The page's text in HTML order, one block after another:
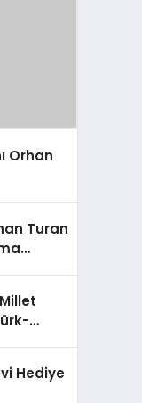
Orhan
Turan
Hediye